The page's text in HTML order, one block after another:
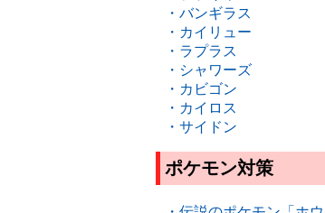
・バンギラス
・カイリュー
・ラプラス
・シャワーズ
・カビゴン
・カイロス
・サイドン
ポケモン対策